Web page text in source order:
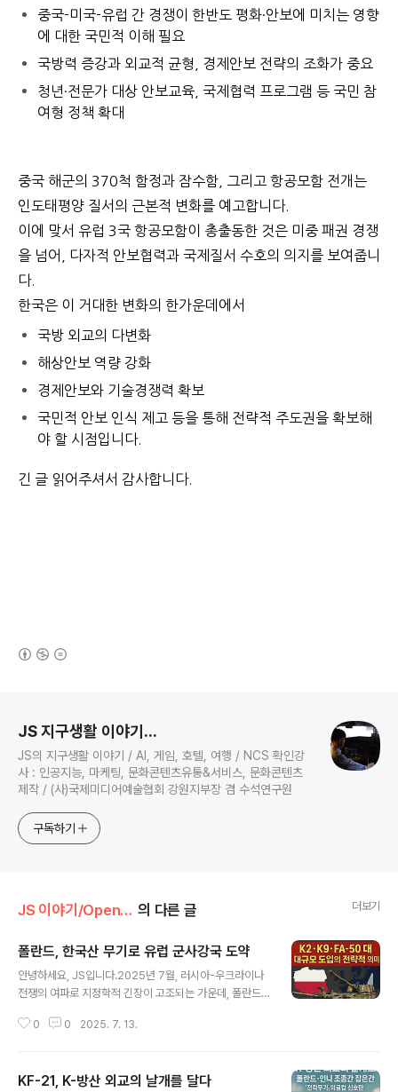
중국-미국-유럽 간 경쟁이 한반도 평화·안보에 미치는 영향
에 대한 국민적 이해 필요
국방력 증강과 외교적 균형, 경제안보 전략의 조화가 중요
청년·전문가 대상 안보교육, 국제협력 프로그램 등 국민 참
여형 정책 확대
중국 해군의 370척 함정과 잠수함, 그리고 항공모함 전개는
인도태평양 질서의 근본적 변화를 예고합니다.
이에 맞서 유럽 3국 항공모함이 총출동한 것은 미중 패권 경쟁
을 넘어, 다자적 안보협력과 국제질서 수호의 의지를 보여줍니
다.
한국은 이 거대한 변화의 한가운데에서
국방 외교의 다변화
해상안보 역량 강화
경제안보와 기술경쟁력 확보
국민적 안보 인식 제고 등을 통해 전략적 주도권을 확보해
야 할 시점입니다.
긴 글 읽어주셔서 감사합니다.
JS 지구생활 이야기...
JS의 지구생활 이야기 / AI, 게임, 호텔, 여행 / NCS 확인강
사 : 인공지능, 마케팅, 문화콘텐츠유통&서비스, 문화콘텐츠
제작 / (사)국제미디어예술협회 강원지부장 겸 수석연구원
구독하기
JS 이야기/Open AI 의 다른 글 더보기
폴란드, 한국산 무기로 유럽 군사강국 도약
안녕하세요, JS입니다.2025년 7월, 러시아-우크라이나
전쟁의 여파로 지정학적 긴장이 고조되는 가운데, 폴란드
증강에 박차를 가하고 있습니다.이번 글에서는 폴란드의 K
[주요 내용 요약]폴란드, 2022년 1차에 이어 2025년 K2
0 0 2025. 7. 13.
KF-21, K-방산 외교의 날개를 달다